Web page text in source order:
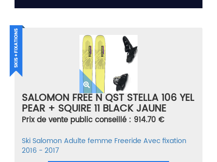
SALOMON FREE N QST STELLA 106 YEL
PEAR + SQUIRE 11 BLACK JAUNE
TAILLE 173
Prix de vente public conseillé : 914.70 €
Ski Salomon Adulte femme Freeride Avec fixation
2016 - 2017